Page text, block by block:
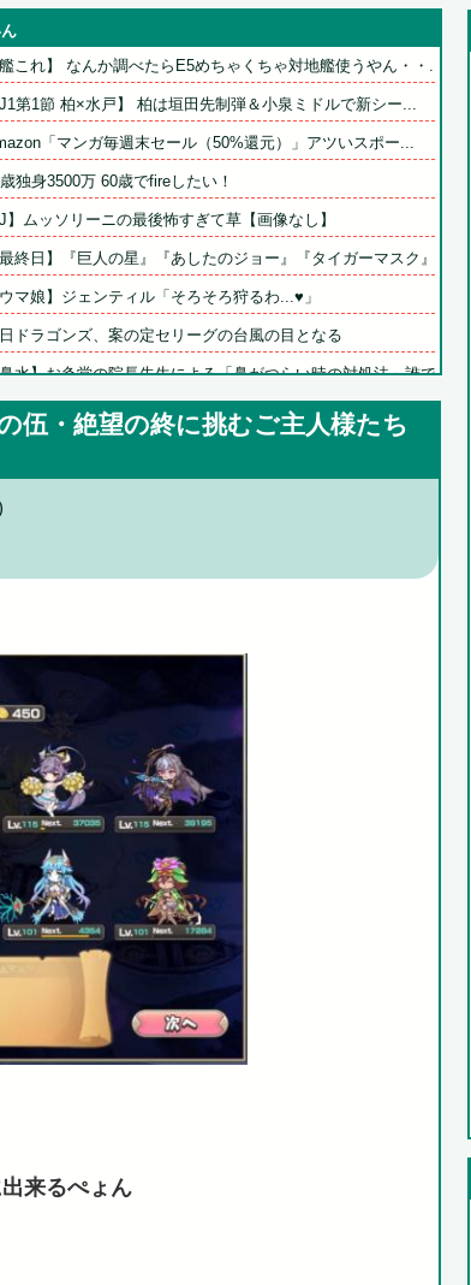
艦これ】 なんか調べたらE5めちゃくちゃ対地艦使うやん・・...
J1第1節 柏×水戸】 柏は垣田先制弾＆小泉ミドルで新シー...
「マンガ毎週末セール（50%還元）」アツいスポー...
独身3500万 60歳でfireしたい！
J】ムッソリーニの最後怖すぎて草【画像なし】
最終日】『巨人の星』『あしたのジョー』『タイガーマスク』な...
ウマ娘】ジェンティル「そろそろ狩るわ...♥」
ドラゴンズ、案の定セリーグの台風の目となる
水】お灸堂の院長先生による「鼻がつらい時の対処法」誰でも...
報】高瀬くるみ＆浅倉樹々がランチ「ききちゃんって呼んで？...
by livedoor 相互RSS
伍・絶望の終に挑むご主人様たち
来るぺょん